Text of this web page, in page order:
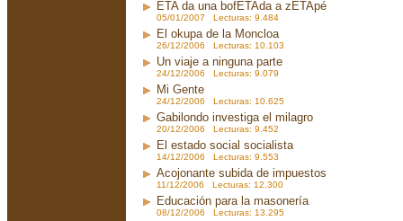
ETA da una bofETAda a zETApé
05/01/2007 Lecturas: 9.484
El okupa de la Moncloa
26/12/2006 Lecturas: 10.103
Un viaje a ninguna parte
24/12/2006 Lecturas: 9.079
Mi Gente
24/12/2006 Lecturas: 10.625
Gabilondo investiga el milagro
20/12/2006 Lecturas: 9.452
El estado social socialista
14/12/2006 Lecturas: 9.553
Acojonante subida de impuestos
11/12/2006 Lecturas: 12.300
Educación para la masonería
08/12/2006 Lecturas: 13.295